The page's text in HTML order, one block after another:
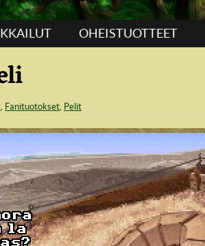
OHEISTUOTTEET
, Fanituotokset, Pelit